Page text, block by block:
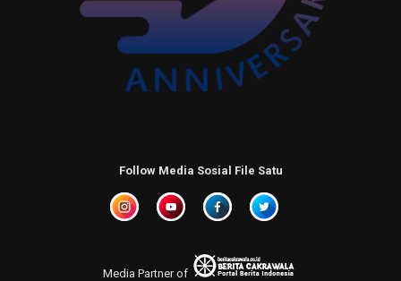
Follow Media Sosial File Satu
Media Partner of